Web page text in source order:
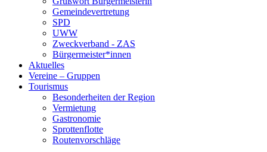
Gemeindevertretung
SPD
UWW
Zweckverband - ZAS
Bürgermeister*innen
Aktuelles
Vereine – Gruppen
Tourismus
Besonderheiten der Region
Vermietung
Gastronomie
Sprottenflotte
Routenvorschläge